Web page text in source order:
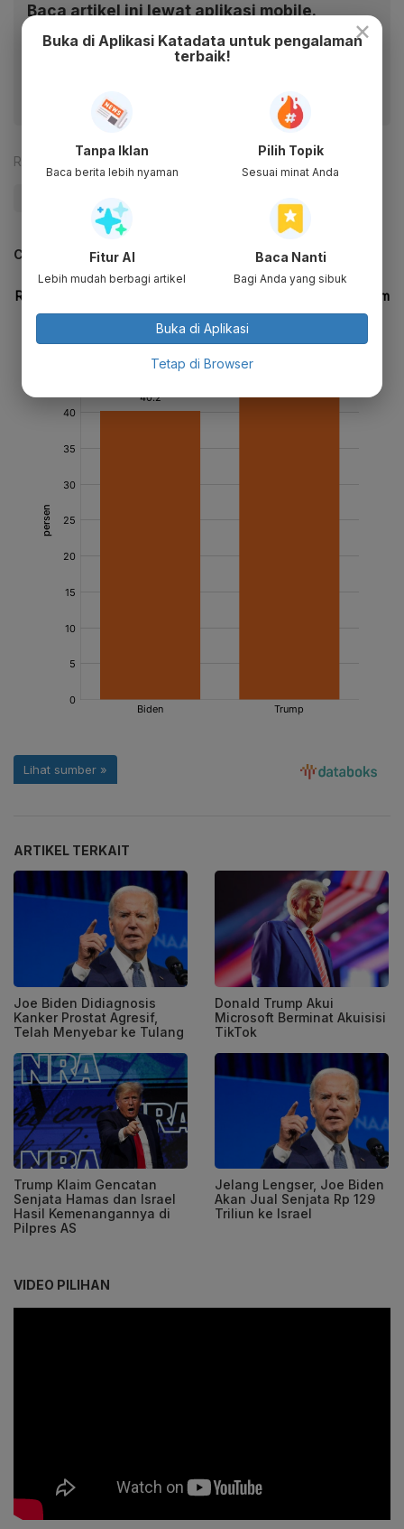
Baca artikel ini lewat aplikasi mobile.
Dapatkan pengalaman membaca lebih nyaman dan nikmati
fitur menarik lainnya lewat aplikasi mobile Katadata.
Reporter: Antara
CEK JUGA DATA INI
ARTIKEL TERKAIT
Joe Biden Didiagnosis
Kanker Prostat Agresif,
Telah Menyebar ke Tulang
Donald Trump Akui
Microsoft Berminat Akuisisi
TikTok
Trump Klaim Gencatan
Senjata Hamas dan Israel
Hasil Kemenangannya di
Pilpres AS
Jelang Lengser, Joe Biden
Akan Jual Senjata Rp 129
Triliun ke Israel
VIDEO PILIHAN
×
Buka di Aplikasi Katadata untuk pengalaman
terbaik!
Tanpa Iklan
Baca berita lebih nyaman
Pilih Topik
Sesuai minat Anda
Fitur AI
Lebih mudah berbagi artikel
Baca Nanti
Bagi Anda yang sibuk
Buka di Aplikasi
Tetap di Browser